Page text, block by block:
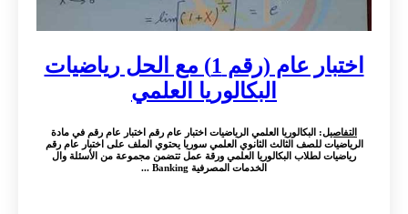
اختبار عام (رقم 1) مع الحل رياضيات
البكالوريا العلمي
التفاصيل: البكالوريا العلمي الرياضيات اختبار عام رقم اختبار عام رقم في مادة
الرياضيات للصف الثالث الثانوي العلمي سوريا يحتوي الملف على اختبار عام رقم
رياضيات لطلاب البكالوريا العلمي ورقة عمل تتضمن مجموعة من الأسئلة وال
الخدمات المصرفية Banking ...